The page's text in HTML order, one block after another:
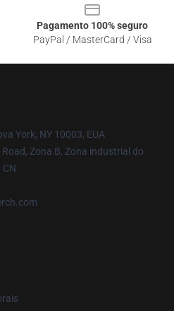
Pagamento 100% seguro
PayPal / MasterCard / Visa
York, NY 10003, EUA
Road, Zona B, Zona industrial do